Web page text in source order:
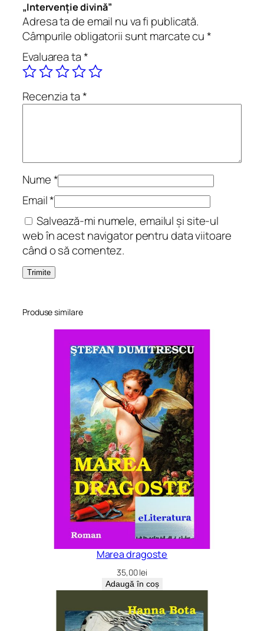
e
n
i
e
d
i
ă
„Intervenție divină”
Adresa ta de email nu va fi publicată.
Câmpurile obligatorii sunt marcate cu*
Evaluarea ta*
Recenzia ta*
Nume*
Email*
Salvează-mi numele, emailul și site-ul
web în acest navigator pentru data viitoare
când o să comentez.
Produse similare
Marea dragoste
35,00lei
Adaugă în coș